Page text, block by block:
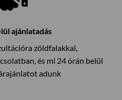
ajánlatadás
zöldfalakkal,
és mi 24 órán belül
adunk